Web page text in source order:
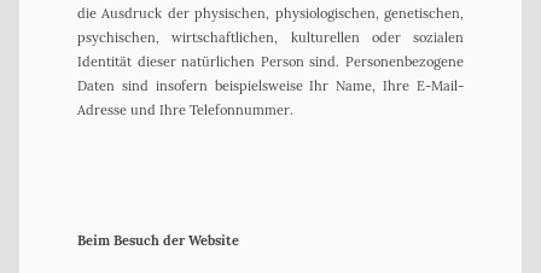
die Ausdruck der physischen, physiologischen, genetischen,
psychischen, wirtschaftlichen, kulturellen oder sozialen
Identität dieser natürlichen Person sind. Personenbezogene
Daten sind insofern beispielsweise Ihr Name, Ihre E-Mail-
Adresse und Ihre Telefonnummer.
Beim Besuch der Website